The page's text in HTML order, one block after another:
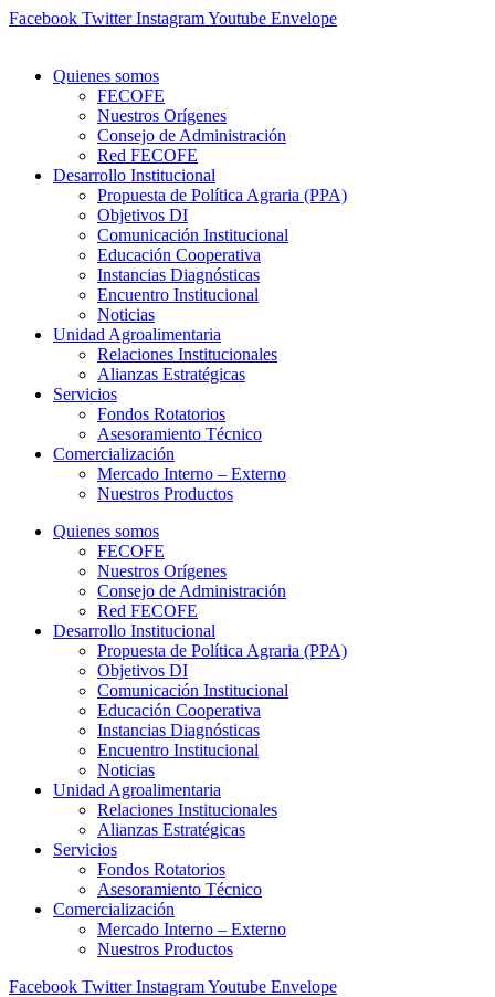
Ir
Facebook Twitter InstagramYoutube Envelope
Quienes somos
FECOFE
Nuestros Orígenes
Consejo de Administración
Red FECOFE
Desarrollo Institucional
Propuesta de Política Agraria (PPA)
Objetivos DI
Comunicación Institucional
Educación Cooperativa
Instancias Diagnósticas
Encuentro Institucional
Noticias
Unidad Agroalimentaria
Relaciones Institucionales
Alianzas Estratégicas
Servicios
Fondos Rotatorios
Asesoramiento Técnico
Comercialización
Mercado Interno – Externo
Nuestros Productos
Quienes somos
FECOFE
Nuestros Orígenes
Consejo de Administración
Red FECOFE
Desarrollo Institucional
Propuesta de Política Agraria (PPA)
Objetivos DI
Comunicación Institucional
Educación Cooperativa
Instancias Diagnósticas
Encuentro Institucional
Noticias
Unidad Agroalimentaria
Relaciones Institucionales
Alianzas Estratégicas
Servicios
Fondos Rotatorios
Asesoramiento Técnico
Comercialización
Mercado Interno – Externo
Nuestros Productos
Facebook Twitter InstagramYoutube Envelope